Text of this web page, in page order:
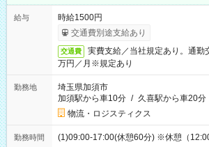
給与
時給1500円
交通費別途支給あり
交通費
実費支給／当社規定あり。通勤
万円／月※規定あり
勤務地
埼玉県加須市
加須駅から車10分 / 久喜駅から車20分
物流・ロジスティクス
勤務時間 (1)09:00-17:00(休憩60分) ※休憩（